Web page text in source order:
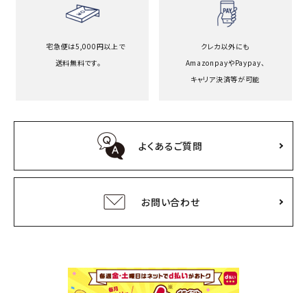
宅急便は5,000円以上で
送料無料です。
クレカ以外にも
AmazonpayやPaypay、
キャリア決済等が可能
よくあるご質問
お問い合わせ